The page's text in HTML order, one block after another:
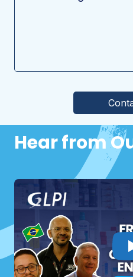
Veuillez laisser ce champ
Hear from